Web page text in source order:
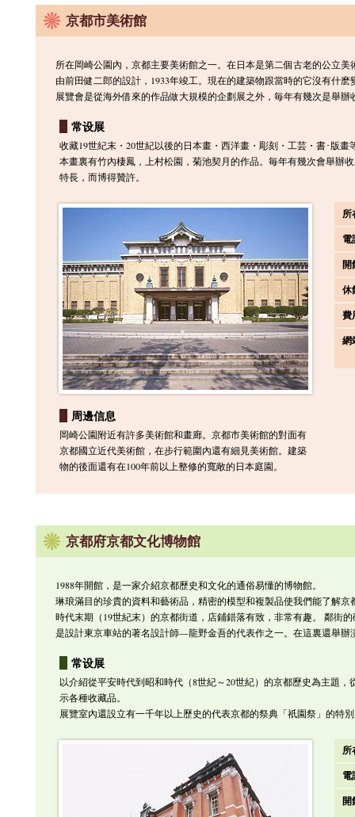
京都市美術館
所在岡崎公園內，京都主要美術館之一。在日本是第二個古老的公立美
由前田健二郎的設計，1933年竣工。現在的建築物跟當時的它沒有什
展覽會是從海外借來的作品做大規模的企劃展之外，毎年有幾次是舉
常设展
收藏19世紀末・20世紀以後的日本畫・西洋畫・彫刻・工芸・書･版
本畫裏有竹內棲鳳，上村松園，菊池契月的作品。毎年有幾次會舉辦
特長，而博得贊許。
周邊信息
岡崎公園附近有許多美術館和畫廊。京都市美術館的對面有
京都國立近代美術館，在步行範圍內還有細見美術館。建築
物的後面還有在100年前以上整修的寬敞的日本庭園。
所
電
開
休
費
網
京都府京都文化博物館
1988年開館，是一家介紹京都歷史和文化的通俗易懂的博物館。
琳琅滿目的珍貴的資料和藝術品，精密的模型和複製品使我們能了解
時代末期（19世紀末）的京都街道，店鋪錯落有致，非常有趣。 鄰街
是設計東京車站的著名設計師—龍野金吾的代表作之一。在這裏還舉辦
常设展
以介紹從平安時代到昭和時代（8世紀～20世紀）的京都歷史為主題
示各種收藏品。
展覽室內還設立有一千年以上歷史的代表京都的祭典「祇園祭」的特
所
電
開